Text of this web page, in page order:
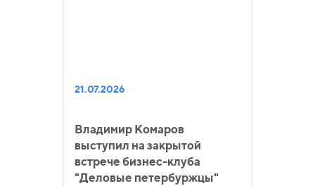
21.07.2026
Владимир Комаров
выступил на закрытой
встрече бизнес-клуба
"Деловые петербуржцы"